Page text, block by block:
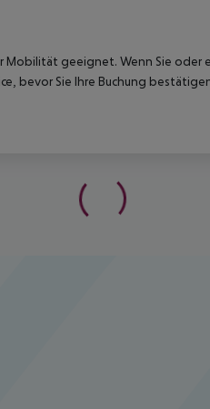
Mobilität geeignet. Wenn Sie
bevor Sie Ihre Buchung